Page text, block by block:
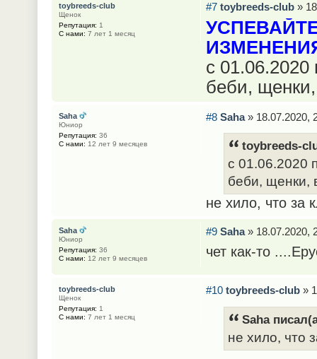
#7 toybreeds-club»
с 01.06.2020
беби,
toybreeds-club
Щенок
Репутация: 1
С нами: 7 лет 1 месяц
#8 Saha» 18.07.2020,
toybreeds-
с 01.06.2020
беби, щенки,
не хило, что за
Saha
Юниор
Репутация: 36
С нами: 12 лет 9 месяцев
#9 Saha» 18.07.2020,
чет как-то
Saha
Юниор
Репутация: 36
С нами: 12 лет 9 месяцев
#10 toybreeds-club»
Saha
не хило, что
toybreeds-club
Щенок
Репутация: 1
С нами: 7 лет 1 месяц